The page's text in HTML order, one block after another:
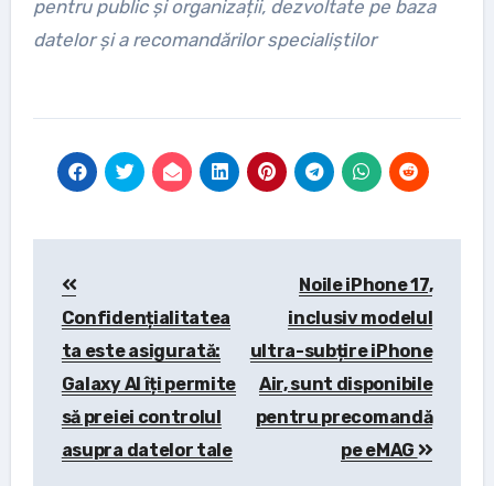
pentru public și organizații, dezvoltate pe baza
datelor și a recomandărilor specialiștilor
navigation
Confidențialitatea
ta este asigurată:
Galaxy AI îți permite
să preiei controlul
asupra datelor tale
Noile iPhone 17,
inclusiv modelul
ultra-subțire iPhone
Air, sunt disponibile
pentru precomandă
pe eMAG